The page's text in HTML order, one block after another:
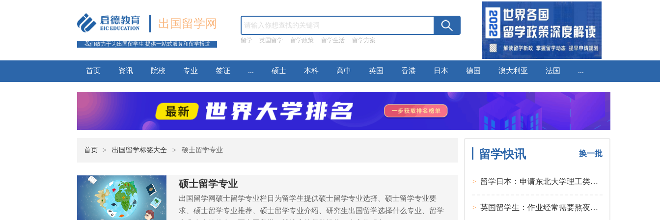
出国留学网
我们致力于为出国留学生 提供一站式服务和留学报道 留学 英国留学 留学政策 留学生活 留学方案
首页 资讯 院校 专业 签证 ... 硕士 本科 高中 英国 香港 日本 德国 澳大利亚 法国 ...
首页 > 出国留学标签大全 > 硕士留学专业
硕士留学专业
出国留学网硕士留学专业栏目为留学生提供硕士留学专业选择、硕士留学专业要
求、硕士留学专业推荐、硕士留学专业介绍、研究生出国留学选择什么专业、留学
留学快讯 换一批
> 留学日本：申请东北大学理工类硕士课程大多要求先获得教授内诺
> 英国留学生：作业经常需要熬夜完成